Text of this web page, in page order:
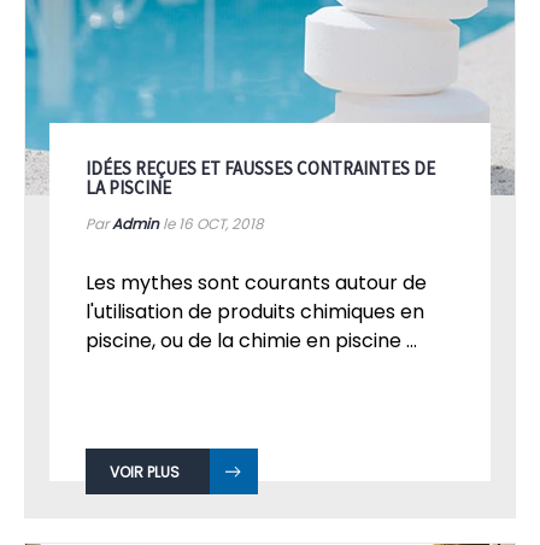
IDÉES REÇUES ET FAUSSES CONTRAINTES DE
LA PISCINE
ParAdminle 16 OCT, 2018
Les mythes sont courants autour de
l'utilisation de produits chimiques en
piscine, ou de la chimie en piscine ...
VOIR PLUS